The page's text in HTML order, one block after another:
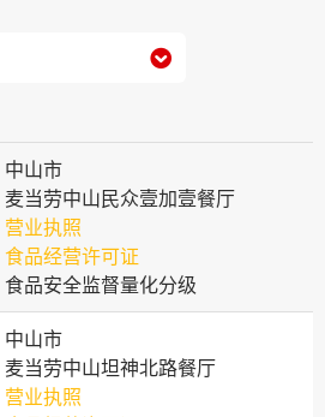

中山市
麦当劳中山民众壹加壹餐厅
营业执照
食品经营许可证
食品安全监督量化分级
中山市
麦当劳中山坦神北路餐厅
营业执照